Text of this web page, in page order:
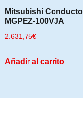
Mitsubishi Conducto
MGPEZ-100VJA
2.631,75€
Añadir al carrito